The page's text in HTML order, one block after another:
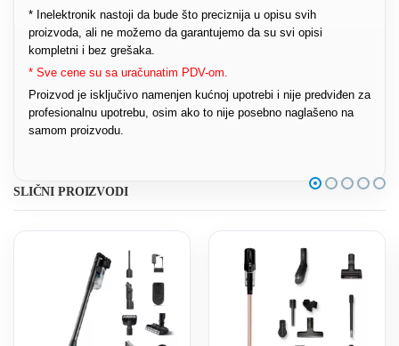
* Inelektronik nastoji da bude što preciznija u opisu svih
proizvoda, ali ne možemo da garantujemo da su svi opisi
kompletni i bez grešaka.
* Sve cene su sa uračunatim PDV-om.
Proizvod je isključivo namenjen kućnoj upotrebi i nije predviđen za
profesionalnu upotrebu, osim ako to nije posebno naglašeno na
samom proizvodu.
SLIČNI PROIZVODI